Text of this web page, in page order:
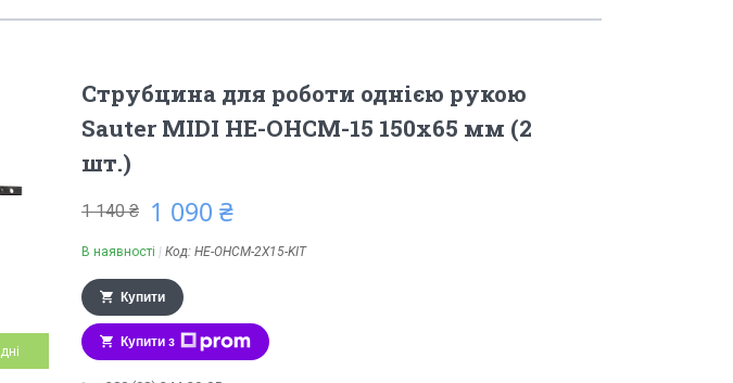
Струбцина для роботи однією рукою
Sauter MIDI HE-OHCM-15 150х65 мм (2
шт.)
1 140 ₴ 1 090 ₴
В наявності Код: HE-OHCM-2X15-KIT
Купити
Купити з